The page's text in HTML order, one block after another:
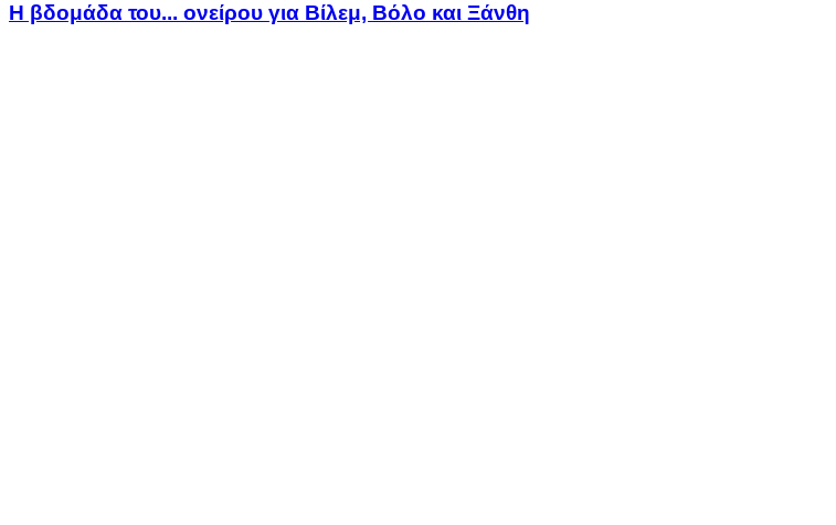
Η βδομάδα του... ονείρου για Βίλεμ, Βόλο και Ξάνθη